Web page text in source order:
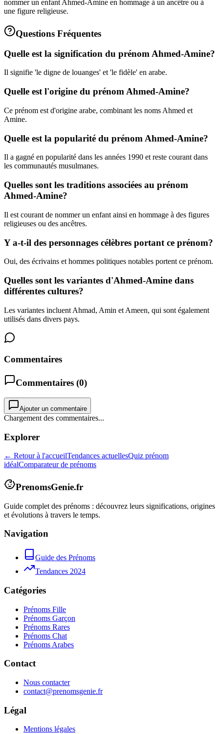
nommer un enfant Ahmed-Amine en hommage à un ancêtre ou à
une figure religieuse.
Questions Fréquentes
Quelle est la signification du prénom Ahmed-Amine?
Il signifie 'le digne de louanges' et 'le fidèle' en arabe.
Quelle est l'origine du prénom Ahmed-Amine?
Ce prénom est d'origine arabe, combinant les noms Ahmed et
Amine.
Quelle est la popularité du prénom Ahmed-Amine?
Il a gagné en popularité dans les années 1990 et reste courant dans
les communautés musulmanes.
Quelles sont les traditions associées au prénom
Ahmed-Amine?
Il est courant de nommer un enfant ainsi en hommage à des figures
religieuses ou des ancêtres.
Y a-t-il des personnages célèbres portant ce prénom?
Oui, des écrivains et hommes politiques notables portent ce prénom.
Quelles sont les variantes d'Ahmed-Amine dans
différentes cultures?
Les variantes incluent Ahmad, Amin et Ameen, qui sont également
utilisés dans divers pays.
Commentaires
Commentaires (0)
Ajouter un commentaire
Chargement des commentaires...
Explorer
← Retour à l'accueilTendances actuellesQuiz prénom
idéalComparateur de prénoms
PrenomsGenie.fr
Guide complet des prénoms : découvrez leurs significations, origines
et évolutions à travers le temps.
Navigation
Guide des Prénoms
Tendances 2024
Catégories
Prénoms Fille
Prénoms Garçon
Prénoms Rares
Prénoms Chat
Prénoms Arabes
Contact
Nous contacter
contact@prenomsgenie.fr
Légal
Mentions légales